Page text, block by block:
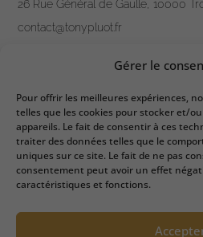
Gérer le
Pour offrir les meilleures expériences,
telles que les cookies pour stocker et/
appareils. Le fait de consentir à ces
traiter des données telles que le
uniques sur ce site. Le fait de ne pas
consentement peut avoir un effet
caractéristiques et fonctions.
26 Rue Général de Gaulle, 10000
contact@tonypluot.fr
LIENS PRATIQUES
Mentions légales
Politique de confidentialité